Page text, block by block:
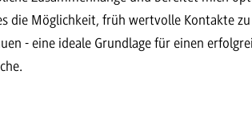
die Möglichkeit, früh wertvolle Kontakte
- eine ideale Grundlage für einen